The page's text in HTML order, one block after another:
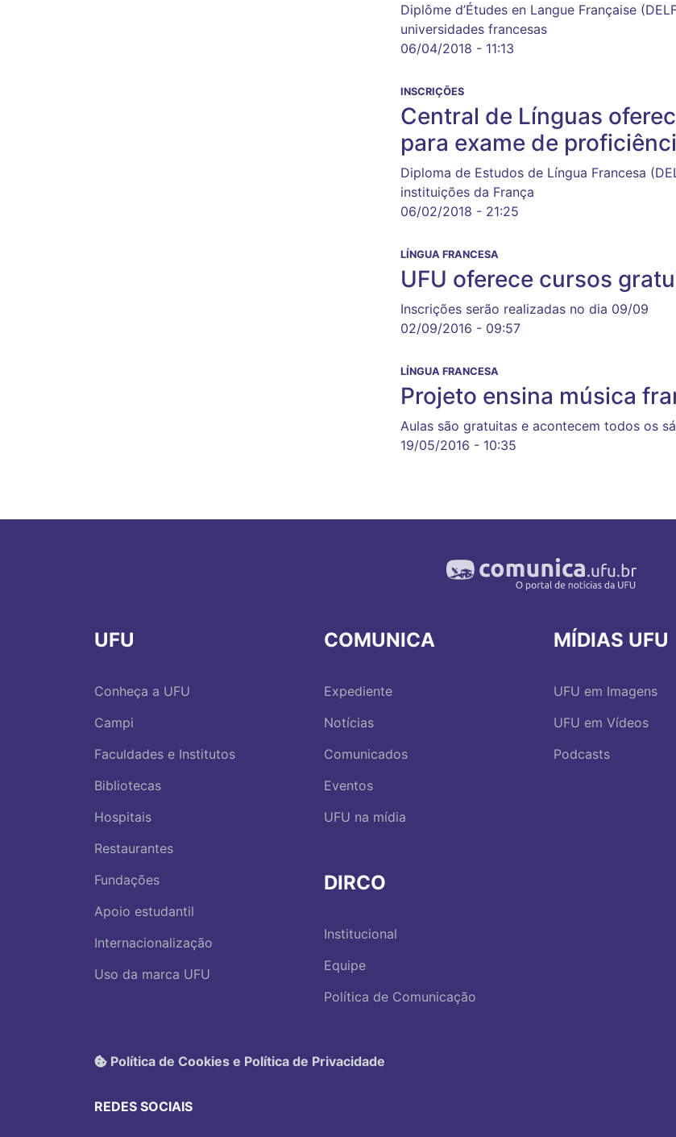
Diplôme d’Études en Langue Française
universidades francesas
06/04/2018 - 11:13
INSCRIÇÕES
Central de Línguas
para exame de
Diploma de Estudos de Língua Francesa
instituições da França
06/02/2018 - 21:25
LÍNGUA FRANCESA
UFU oferece cursos
Inscrições serão realizadas no dia 09/09
02/09/2016 - 09:57
LÍNGUA FRANCESA
Projeto ensina música
Aulas são gratuitas e acontecem todos os
19/05/2016 - 10:35
UFU
Conheça a UFU
Campi
Faculdades e Institutos
Bibliotecas
Hospitais
Restaurantes
Fundações
Apoio estudantil
Internacionalização
Uso da marca UFU
COMUNICA
Expediente
Notícias
Comunicados
Eventos
UFU na mídia
DIRCO
Institucional
Equipe
Política de Comunicação
MÍDIAS UFU
UFU em Imagens
UFU em Vídeos
Podcasts
Política de Cookies e Política de Privacidade
REDES SOCIAIS